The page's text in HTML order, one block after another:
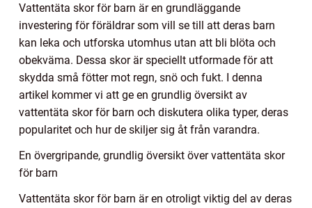
Vattentäta skor för barn är en grundläggande
investering för föräldrar som vill se till att deras barn
kan leka och utforska utomhus utan att bli blöta och
obekväma. Dessa skor är speciellt utformade för att
skydda små fötter mot regn, snö och fukt. I denna
artikel kommer vi att ge en grundlig översikt av
vattentäta skor för barn och diskutera olika typer, deras
popularitet och hur de skiljer sig åt från varandra.
En övergripande, grundlig översikt över vattentäta skor
för barn
Vattentäta skor för barn är en otroligt viktig del av deras